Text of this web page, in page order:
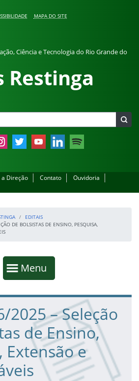
MAPA DO SITE
Ciência e Tecnologia do Rio Grande do
Restinga
Twitter YouTube LinkedIn Spotify
a Direção Contato
Ouvidoria
EDITAIS
DE BOLSISTAS DE ENSINO, PESQUISA,
Mostrar
Menu
2025 – Seleção
de Ensino,
Extensão e